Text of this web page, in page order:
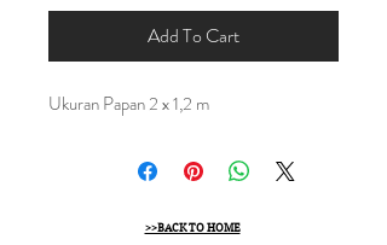
Add To Cart
Ukuran Papan 2 x 1,2 m
>>BACK TO HOME